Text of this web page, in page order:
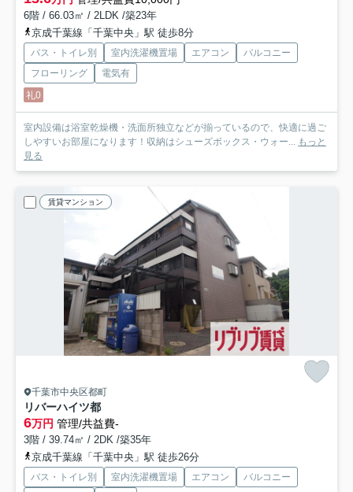
6階 / 66.03㎡ / 2LDK /築23年
京成千葉線「千葉中央」駅 徒歩8分
バス・トイレ別 室内洗濯機置場 エアコン
バルコニー
フローリング
電気有
礼0
室内設備は浴室乾燥機・洗面所独立などが揃っているので、快適に過ご
しやすいお部屋になります！収納はシューズボックス・ウォー...
もっと
見る
賃貸マンション
千葉市中央区都町
リバーハイツ都
6万円 管理/共益費-
3階 / 39.74㎡ / 2DK /築35年
京成千葉線「千葉中央」駅 徒歩26分
バス・トイレ別 室内洗濯機置場 エアコン
バルコニー